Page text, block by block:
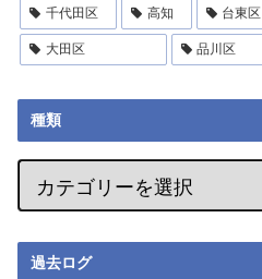
千代田区 高知 台東区
大田区 品川区
種類
過去ログ